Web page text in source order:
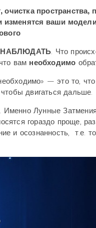
пространства,
изменятся ваши
НАБЛЮДАТЬ. Что
вам необходимо
— это то,
двигаться дальше.
Лунные
гораздо проще,
и осознанность, т.е.